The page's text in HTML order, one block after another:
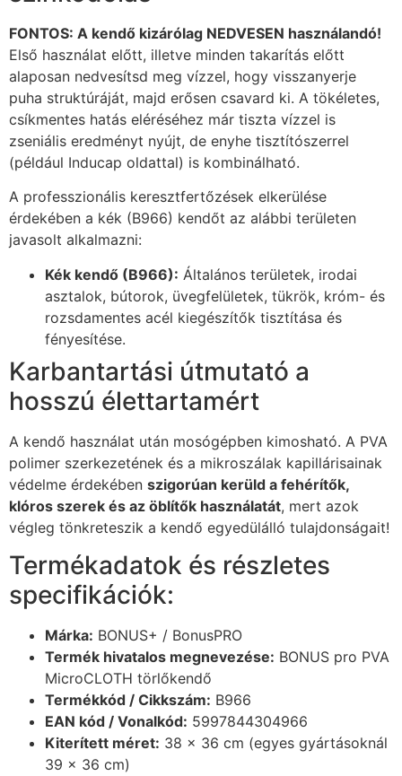
FONTOS: A kendő kizárólag NEDVESEN használandó!
Első használat előtt, illetve minden takarítás előtt
alaposan nedvesítsd meg vízzel, hogy visszanyerje
puha struktúráját, majd erősen csavard ki. A tökéletes,
csíkmentes hatás eléréséhez már tiszta vízzel is
zseniális eredményt nyújt, de enyhe tisztítószerrel
(például Inducap oldattal) is kombinálható.
A professzionális keresztfertőzések elkerülése
érdekében a kék (B966) kendőt az alábbi területen
javasolt alkalmazni:
Kék kendő (B966): Általános területek, irodai
asztalok, bútorok, üvegfelületek, tükrök, króm- és
rozsdamentes acél kiegészítők tisztítása és
fényesítése.
Karbantartási útmutató a
hosszú élettartamért
A kendő használat után mosógépben kimosható. A PVA
polimer szerkezetének és a mikroszálak kapillárisainak
védelme érdekében szigorúan kerüld a fehérítők,
klóros szerek és az öblítők használatát, mert azok
végleg tönkreteszik a kendő egyedülálló tulajdonságait!
Termékadatok és részletes
specifikációk:
Márka: BONUS+ / BonusPRO
Termék hivatalos megnevezése: BONUS pro PVA
MicroCLOTH törlőkendő
Termékkód / Cikkszám: B966
EAN kód / Vonalkód: 5997844304966
Kiterített méret: 38 x 36 cm (egyes gyártásoknál
39 x 36 cm)